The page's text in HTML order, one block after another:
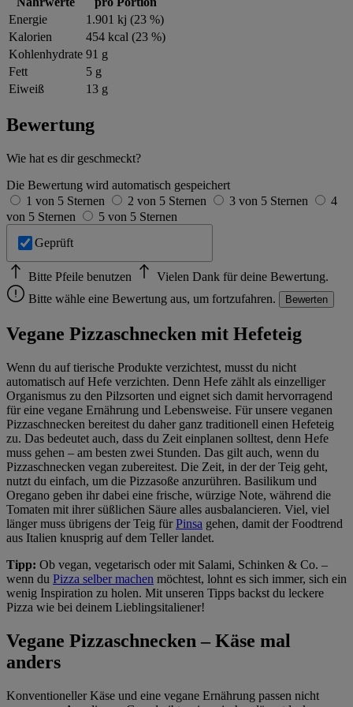
Energie
1.901 kj (23 %)
Kalorien
454 kcal (23 %)
Kohlenhydrate 91 g
Fett
5 g
Eiweiß
13 g
Bewertung
Wie hat es dir geschmeckt?
Die Bewertung wird automatisch gespeichert
1 von 5 Sternen
2 von 5 Sternen 3 von 5 Sternen
4
von 5 Sternen
5 von 5 Sternen
Geprüft
Bitte Pfeile benutzen
Vielen Dank für deine Bewertung.
Bitte wähle eine Bewertung aus, um fortzufahren.
Bewerten
Vegane Pizzaschnecken mit Hefeteig
Wenn du auf tierische Produkte verzichtest, musst du nicht
automatisch auf Hefe verzichten. Denn Hefe zählt als einzelliger
Organismus zu den Pilzsorten und eignet sich damit hervorragend
für eine vegane Ernährung und Lebensweise. Für unsere veganen
Pizzaschnecken bereitest du daher ganz traditionell einen Hefeteig
zu. Das bedeutet auch, dass du Zeit einplanen solltest, denn Hefe
muss gehen – am besten zwei Stunden. Das gilt auch, wenn du
Pizzaschnecken vegan zubereitest. Die Zeit, in der der Teig geht,
nutzt du einfach, um die Pizzasoße anzurühren. Basilikum und
Oregano geben ihr dabei eine frische, würzige Note, während die
Tomaten mit ihrer süßlichen Säure alles ausbalancieren. Viel, viel
länger muss übrigens der Teig fürPinsa gehen, damit der Foodtrend
aus Italien knusprig auf dem Teller landet.
Tipp: Ob vegan, vegetarisch oder mit Salami, Schinken & Co. –
wenn du Pizza selber machen möchtest, lohnt es sich immer, sich ein
wenig Inspiration zu holen. Mit unseren Tipps backst du leckere
Pizza wie bei deinem Lieblingsitaliener!
Vegane Pizzaschnecken – Käse mal
anders
Konventioneller Käse und eine vegane Ernährung passen nicht